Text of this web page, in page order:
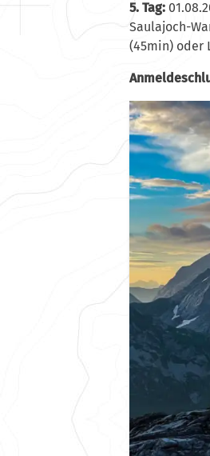
5. Tag:
Saulajoch-
(45min) oder